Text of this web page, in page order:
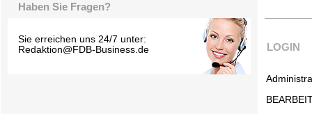
Haben Sie Fragen?
Sie erreichen uns 24/7 unter:
Redaktion@FDB-Business.de
LOGIN